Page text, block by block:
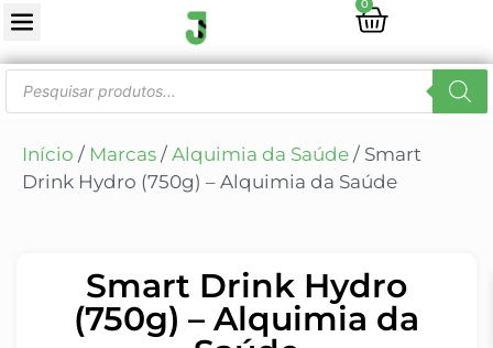
0
Início / Marcas / Alquimia da Saúde / Smart
Drink Hydro (750g) – Alquimia da Saúde
Smart Drink Hydro
(750g) – Alquimia da